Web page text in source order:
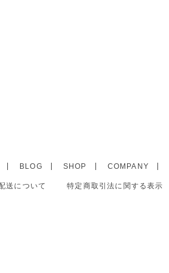
BLOG SHOP COMPANY
送について 特定商取引法に関する表示